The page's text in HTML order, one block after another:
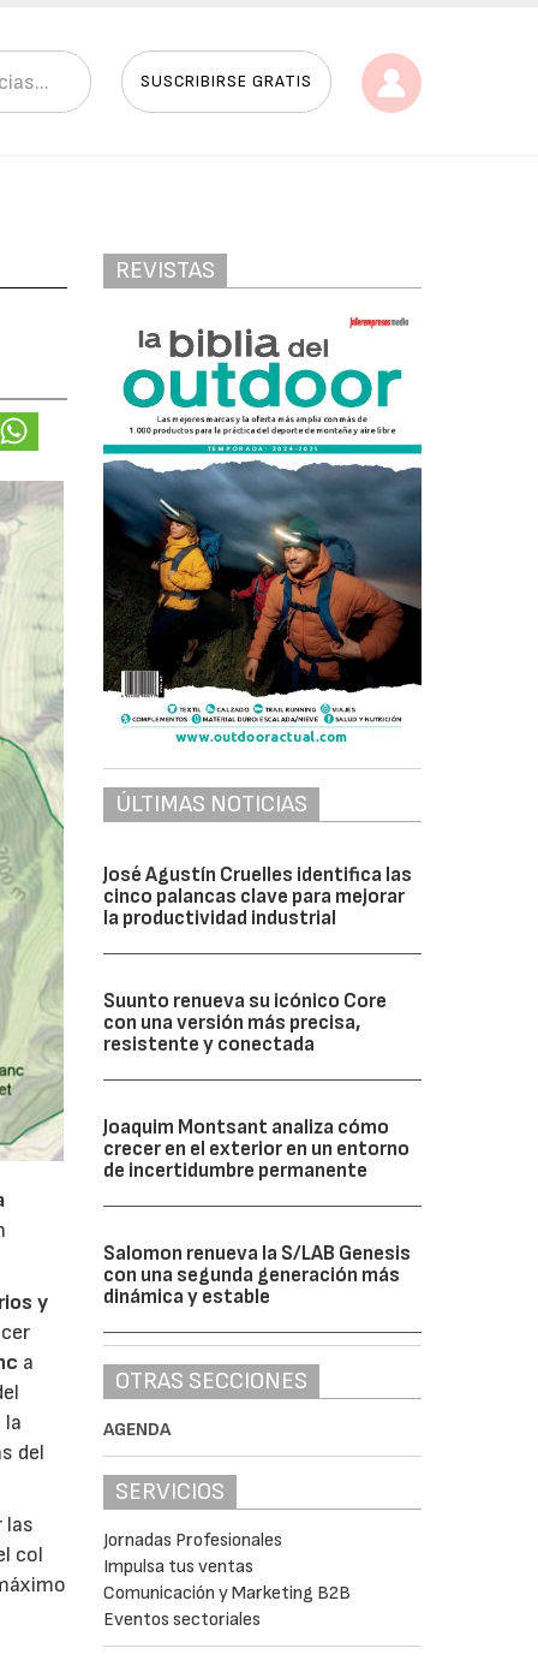
SUSCRIBIRSE GRATIS
y
a
la
del
las
col
REVISTAS
ÚLTIMAS NOTICIAS
José Agustín Cruelles identifica las
cinco palancas clave para mejorar
la productividad industrial
Suunto renueva su icónico Core
con una versión más precisa,
resistente y conectada
Joaquim Montsant analiza cómo
crecer en el exterior en un entorno
de incertidumbre permanente
Salomon renueva la S/LAB Genesis
con una segunda generación más
dinámica y estable
OTRAS SECCIONES
AGENDA
SERVICIOS
Jornadas Profesionales
Impulsa tus ventas
Comunicación y Marketing B2B
Eventos sectoriales